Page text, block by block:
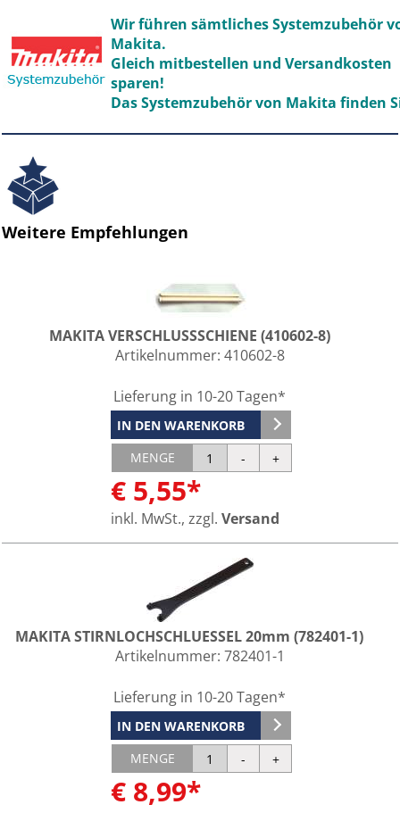
Wir führen sämtliches Systemzubehör
Makita.
Gleich mitbestellen und Versandkosten
sparen!
Das Systemzubehör von Makita finden
Weitere Empfehlungen
MAKITA VERSCHLUSSSCHIENE (410602-8)
Artikelnummer: 410602-8
Lieferung in 10-20 Tagen*
IN DEN WARENKORB
MENGE
€ 5,55*
inkl. MwSt., zzgl. Versand
MAKITA STIRNLOCHSCHLUESSEL 20mm (782401-1)
Artikelnummer: 782401-1
Lieferung in 10-20 Tagen*
IN DEN WARENKORB
MENGE
€ 8,99*